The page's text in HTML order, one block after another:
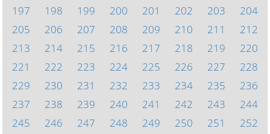
197
198 199 200 201 202 203
204
205
206 207 208 209 210 211
212
213
214 215 216 217 218 219
220
221
222 223 224 225 226 227
228
229
230 231 232 233 234 235
236
237
238 239 240 241 242 243
244
245
246 247 248 249 250 251
252